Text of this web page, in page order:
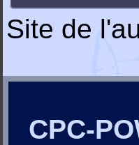
Site de
CPC-